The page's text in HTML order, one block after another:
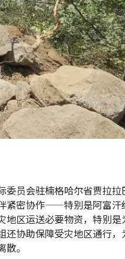
委员会驻楠格哈尔省贾拉拉
紧密协作——特别是阿富汗
区运送必要物资，特别是
还协助保障受灾地区通行，
。